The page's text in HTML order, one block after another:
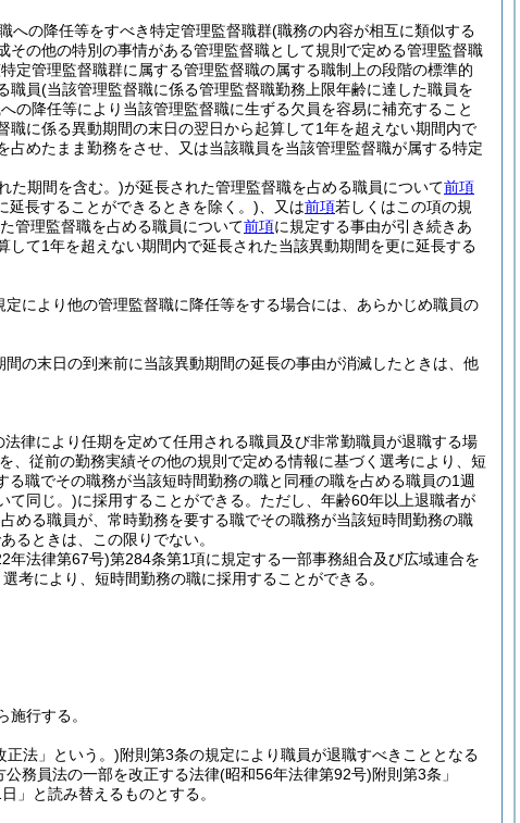
への降任等をすべき特定管理監督職群(職務の内容が相互に類似する
の他の特別の事情がある管理監督職として規則で定める管理監督職
定管理監督職群に属する管理監督職の属する職制上の段階の標準的
職員(当該管理監督職に係る管理監督職勤務上限年齢に達した職員を
の降任等により当該管理監督職に生ずる欠員を容易に補充すること
に係る異動期間の末日の翌日から起算して1年を超えない期間内で
めたまま勤務をさせ、又は当該職員を当該管理監督職が属する特定
た期間を含む。)が延長された管理監督職を占める職員について前項
延長することができるときを除く。) 、又は前項若しくはこの項の規
管理監督職を占める職員について前項に規定する事由が引き続きあ
て1年を超えない期間内で延長された当該異動期間を更に延長する
定により他の管理監督職に降任等をする場合には、あらかじめ職員の
の末日の到来前に当該異動期間の延長の事由が消滅したときは、他
律により任期を定めて任用される職員及び非常勤職員が退職する場
を、従前の勤務実績その他の規則で定める情報に基づく選考により、短
職でその職務が当該短時間勤務の職と同種の職を占める職員の1週
て同じ。)に採用することができる。 ただし、年齢60年以上退職者が
める職員が、常時勤務を要する職でその職務が当該短時間勤務の職
るときは、この限りでない。
年法律第67号)第284条第1項に規定する一部事務組合及び広域連合を
考により、短時間勤務の職に採用することができる。
施行する。
正法」という。)附則第3条の規定により職員が退職すべきこととなる
務員法の一部を改正する法律(昭和56年法律第92号)附則第3条」
」と読み替えるものとする。